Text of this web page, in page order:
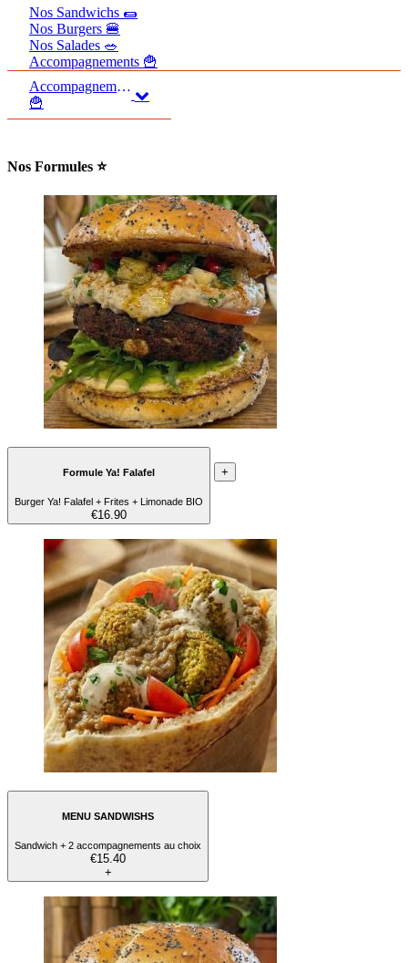
Nos Sandwichs 🌯
Nos Burgers 🍔
Nos Salades 🥗
Accompagnements 🍟
Accompagnements
🍟
Nos Formules ⭐
Formule Ya! Falafel
Burger Ya! Falafel + Frites + Limonade BIO
€16.90
+
MENU SANDWISHS
Sandwich + 2 accompagnements au choix
€15.40
+